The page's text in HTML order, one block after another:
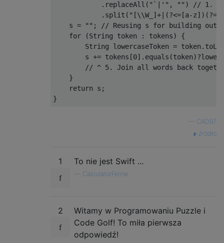
. replaceAll ( "`|'" , "" )
// 1.
. split ( "[\\W_]+|(?<=[a-
    s
= "" ;
// Reusing s for building
for
(String token : tokens)
{
String lowercaseToken = token .
        s
+= tokens [0]. equals (token)?
// ^ 5. Join all words back
}
return s ;
}
CAD97
źródło
1 To nie jest Swift ...
CalculatorFeline
2
Witamy w Programowaniu Puzzle i
Code Golf! To miła pierwsza
odpowiedź!